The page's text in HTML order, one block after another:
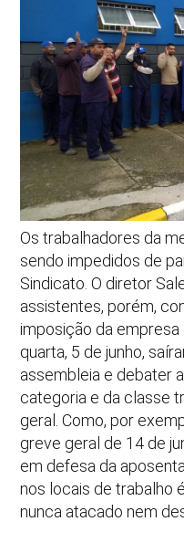
Os trabalhadores da
sendo impedidos de
Sindicato. O diretor
assistentes, porém,
imposição da
quarta, 5 de junho,
assembleia e debater
categoria e da classe
geral. Como, por
greve geral de 14 de
em defesa da
nos locais de trabalho
nunca atacado nem